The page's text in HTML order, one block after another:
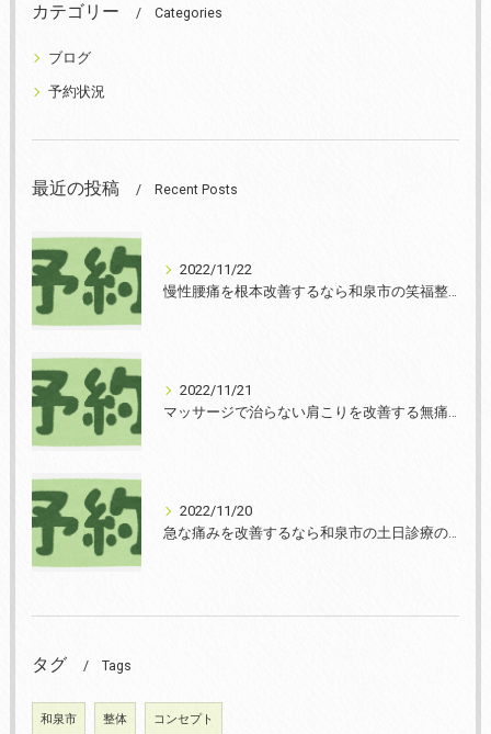
カテゴリー Categories
ブログ
予約状況
最近の投稿 Recent Posts
2022/11/22
慢性腰痛を根本改善するなら和泉市の笑福整骨院【2022年11月22日の予約状況】
2022/11/21
マッサージで治らない肩こりを改善する無痛整体和泉市笑福整骨院【2022年11月21日の予約状況】
2022/11/20
急な痛みを改善するなら和泉市の土日診療の笑福整骨院【2022年11月20日の予約状況】
タグ Tags
和泉市 整体 コンセプト